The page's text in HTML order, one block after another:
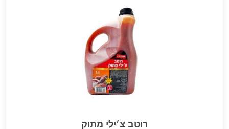
רוטב צ׳ילי מתוק